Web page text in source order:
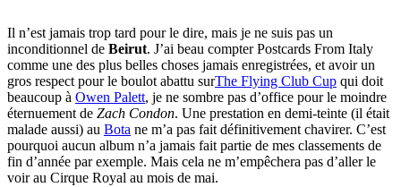
Il n’est jamais trop tard pour le dire, mais je ne suis pas un
inconditionnel de Beirut. J’ai beau compter Postcards From Italy
comme une des plus belles choses jamais enregistrées, et avoir un
gros respect pour le boulot abattu surThe Flying Club Cup qui doit
beaucoup à Owen Palett, je ne sombre pas d’office pour le moindre
éternuement de Zach Condon. Une prestation en demi-teinte (il était
malade aussi) au Bota ne m’a pas fait définitivement chavirer. C’est
pourquoi aucun album n’a jamais fait partie de mes classements de
fin d’année par exemple. Mais cela ne m’empêchera pas d’aller le
voir au Cirque Royal au mois de mai.